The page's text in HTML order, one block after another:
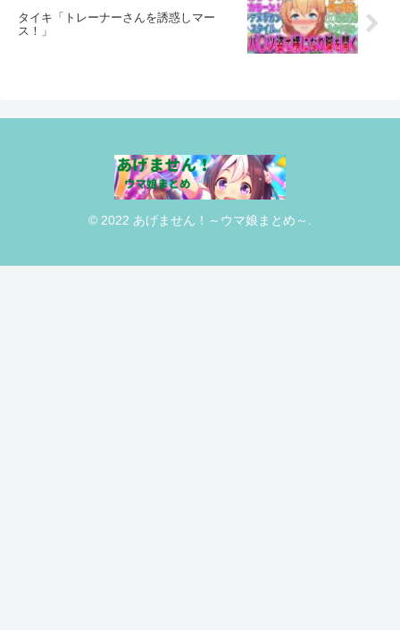
タイキ「トレーナーさんを誘惑しマー
ス！」
© 2022 あげません！～ウマ娘まとめ～.